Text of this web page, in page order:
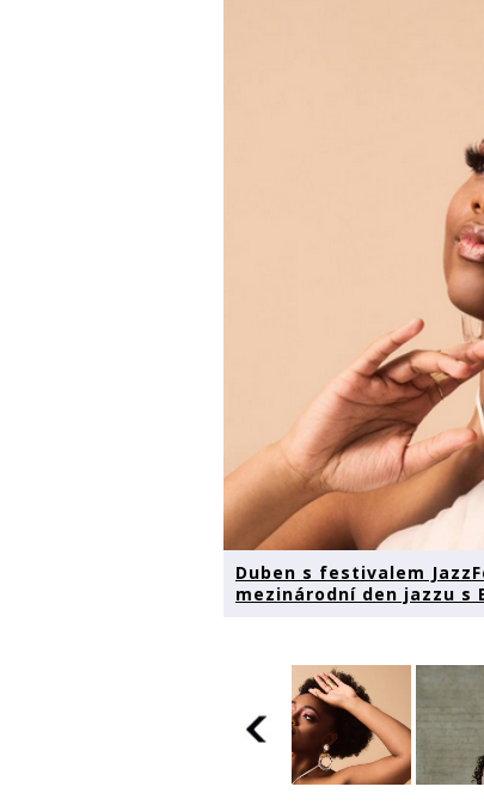
Duben s festivalem
mezinárodní den jazzu s